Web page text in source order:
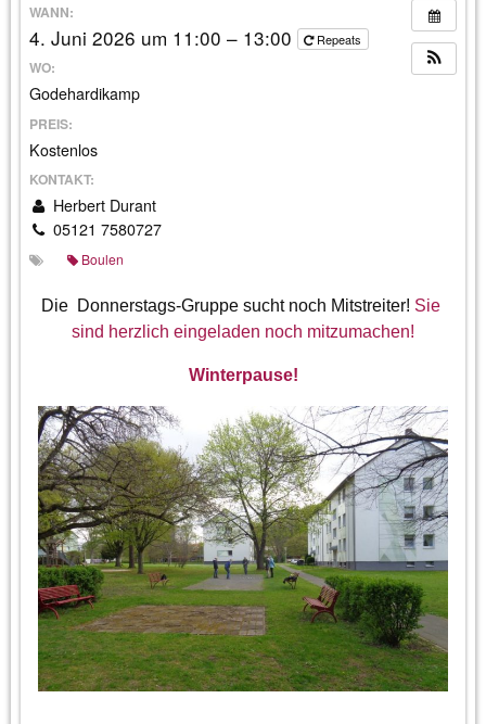
WANN:
4. Juni 2026 um 11:00 – 13:00 Repeats
WO:
Godehardikamp
PREIS:
Kostenlos
KONTAKT:
Herbert Durant
05121 7580727
Boulen
Die Donnerstags-Gruppe sucht noch Mitstreiter! Sie
sind herzlich eingeladen noch mitzumachen!
Winterpause!